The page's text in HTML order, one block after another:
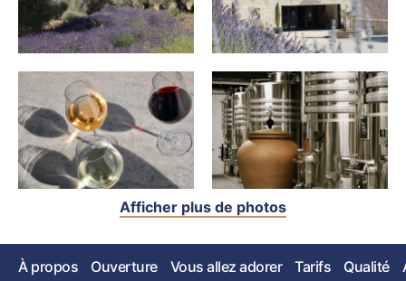
Afficher plus de photos
À propos Ouverture Vous allez adorer Tarifs Qualité